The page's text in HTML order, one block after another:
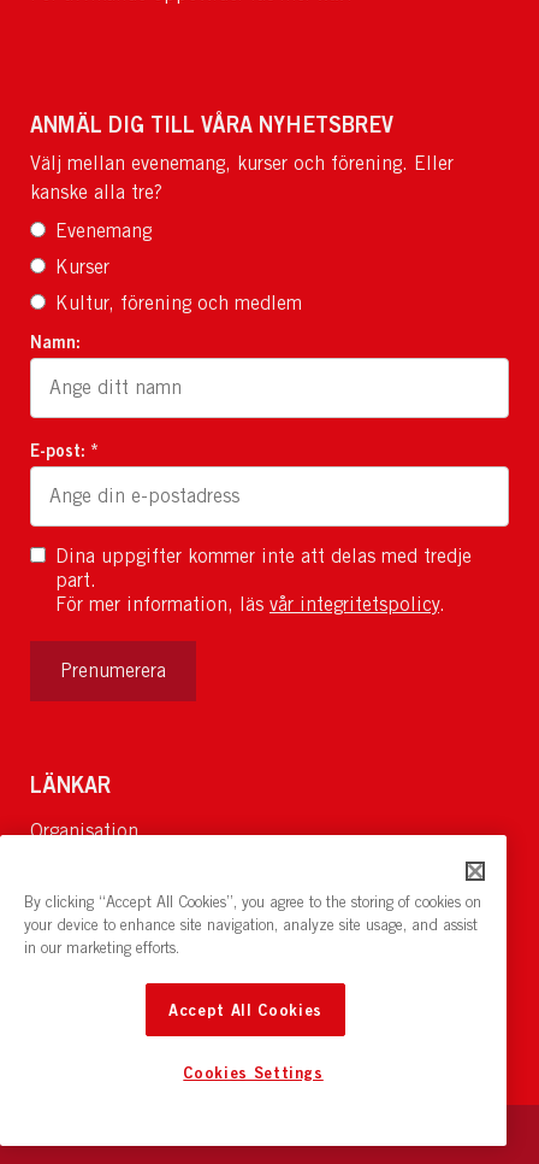
ANMÄL DIG TILL VÅRA NYHETSBREV
Välj mellan evenemang, kurser och förening. Eller
kanske alla tre?
Evenemang
Kurser
Kultur, förening och medlem
Namn:
E-post: *
Dina uppgifter kommer inte att delas med tredje
part.
För mer information, läs vår integritetspolicy.
Prenumerera
LÄNKAR
Organisation
Lediga jobb
Nyheter och pressrum
Restaurang och konferens: cirkelnstockholm.se
By clicking “Accept All Cookies”, you agree to the storing of cookies on
your device to enhance site navigation, analyze site usage, and assist
in our marketing efforts.
Accept All Cookies
Cookies Settings